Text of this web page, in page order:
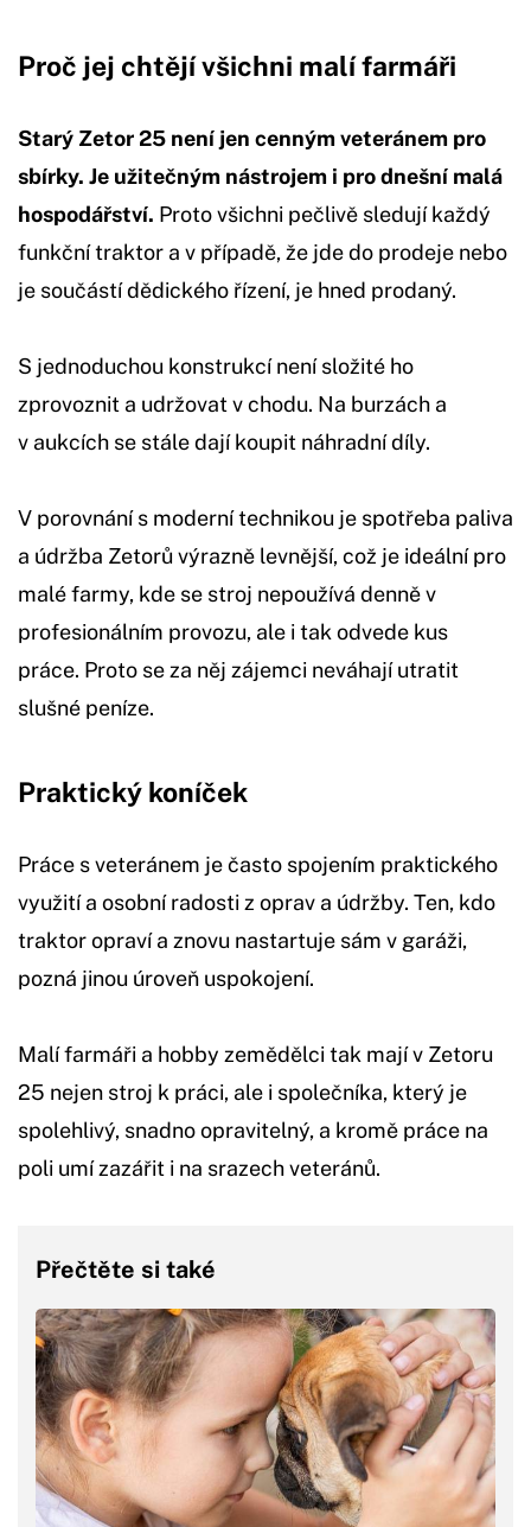
Proč jej chtějí všichni malí farmáři
Starý Zetor 25 není jen cenným veteránem pro
sbírky. Je užitečným nástrojem i pro dnešní malá
hospodářství. Proto všichni pečlivě sledují každý
funkční traktor a v případě, že jde do prodeje nebo
je součástí dědického řízení, je hned prodaný.
S jednoduchou konstrukcí není složité ho
zprovoznit a udržovat v chodu. Na burzách a
v aukcích se stále dají koupit náhradní díly.
V porovnání s moderní technikou je spotřeba paliva
a údržba Zetorů výrazně levnější, což je ideální pro
malé farmy, kde se stroj nepoužívá denně v
profesionálním provozu, ale i tak odvede kus
práce. Proto se za něj zájemci neváhají utratit
slušné peníze.
Praktický koníček
Práce s veteránem je často spojením praktického
využití a osobní radosti z oprav a údržby. Ten, kdo
traktor opraví a znovu nastartuje sám v garáži,
pozná jinou úroveň uspokojení.
Malí farmáři a hobby zemědělci tak mají v Zetoru
25 nejen stroj k práci, ale i společníka, který je
spolehlivý, snadno opravitelný, a kromě práce na
poli umí zazářit i na srazech veteránů.
Přečtěte si také